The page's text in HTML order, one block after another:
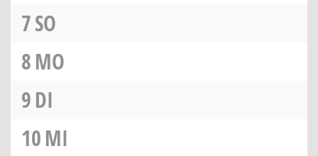
7SO
8MO
9DI
10MI